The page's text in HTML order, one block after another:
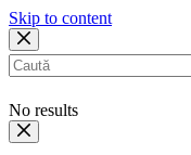
Skip to content
No results